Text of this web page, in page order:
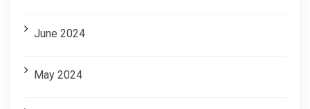
June 2024
May 2024